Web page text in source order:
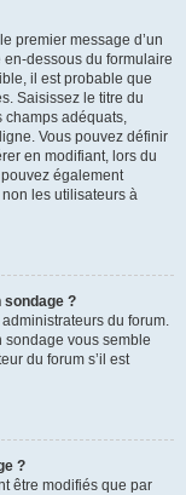
premier message d’un
dessous du formulaire
il est probable que
Saisissez le titre du
champs adéquats,
Vous pouvez définir
en modifiant, lors du
également
les utilisateurs à
sondage ?
du forum.
sondage vous semble
du forum s’il est
?
être modifiés que par